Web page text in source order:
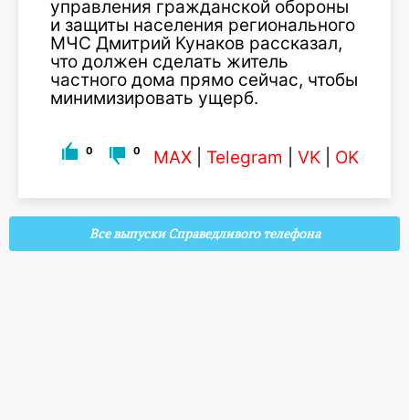
управления гражданской обороны
и защиты населения регионального
МЧС Дмитрий Кунаков рассказал,
что должен сделать житель
частного дома прямо сейчас, чтобы
минимизировать ущерб.
0 0 MAX Telegram VK OK
Все выпуски Справедливого телефона